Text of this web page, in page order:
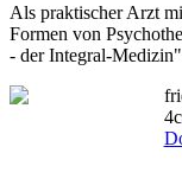
Als praktischer Arzt
Formen von
- der Integral-